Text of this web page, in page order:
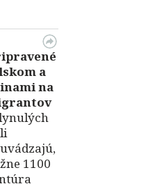
a
na
1100